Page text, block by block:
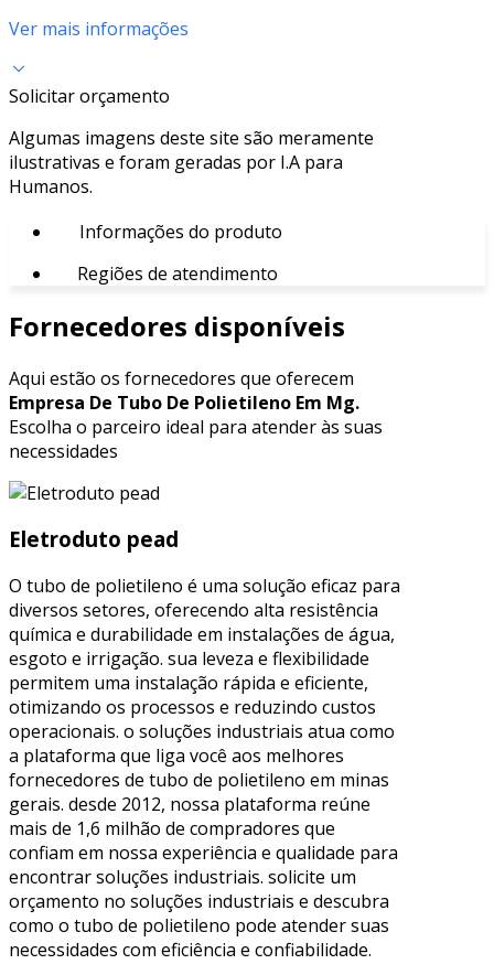
Ver mais informações
Solicitar orçamento
Algumas imagens deste site são meramente
ilustrativas e foram geradas por I.A para
Humanos.
Informações do produto
Regiões de atendimento
Fornecedores disponíveis
Aqui estão os fornecedores que oferecem
Empresa De Tubo De Polietileno Em Mg.
Escolha o parceiro ideal para atender às suas
necessidades
Eletroduto pead
O tubo de polietileno é uma solução eficaz para
diversos setores, oferecendo alta resistência
química e durabilidade em instalações de água,
esgoto e irrigação. sua leveza e flexibilidade
permitem uma instalação rápida e eficiente,
otimizando os processos e reduzindo custos
operacionais. o soluções industriais atua como
a plataforma que liga você aos melhores
fornecedores de tubo de polietileno em minas
gerais. desde 2012, nossa plataforma reúne
mais de 1,6 milhão de compradores que
confiam em nossa experiência e qualidade para
encontrar soluções industriais. solicite um
orçamento no soluções industriais e descubra
como o tubo de polietileno pode atender suas
necessidades com eficiência e confiabilidade.